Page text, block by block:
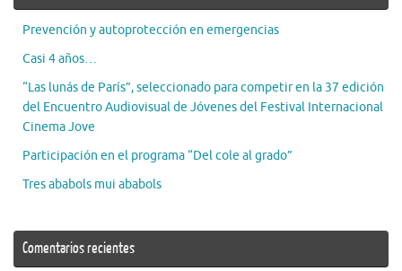
Prevención y autoprotección en emergencias
Casi 4 años…
“Las lunás de París”, seleccionado para competir en la 37 edición
del Encuentro Audiovisual de Jóvenes del Festival Internacional
Cinema Jove
Participación en el programa “Del cole al grado”
Tres ababols mui ababols
Comentarios recientes